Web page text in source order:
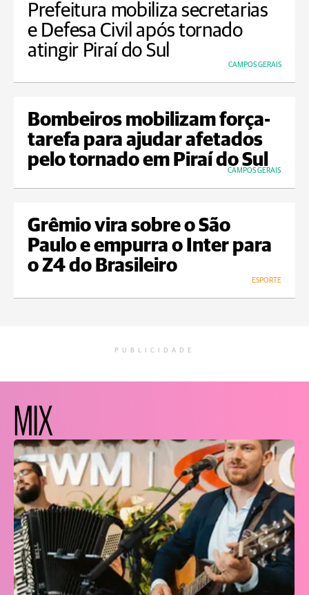
Prefeitura mobiliza secretarias
e Defesa Civil após tornado
atingir Piraí do Sul
CAMPOS GERAIS
Bombeiros mobilizam força-
tarefa para ajudar afetados
pelo tornado em Piraí do Sul
CAMPOS GERAIS
Grêmio vira sobre o São
Paulo e empurra o Inter para
o Z4 do Brasileiro
ESPORTE
PUBLICIDADE
MIX